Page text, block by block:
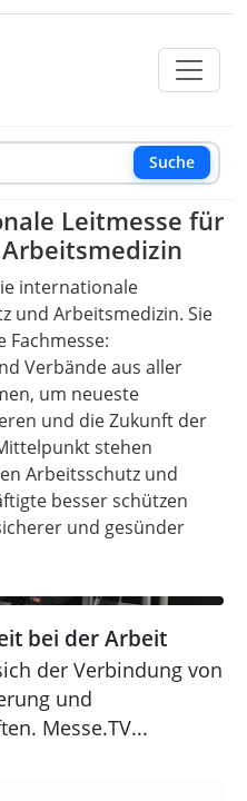
Suche
Leitmesse für
internationale
und Arbeitsmedizin. Sie
Fachmesse:
Verbände aus aller
um neueste
und die Zukunft der
stehen
Arbeitsschutz und
besser schützen
und gesünder
der Arbeit
bei der Arbeit
der Verbindung von
und
Messe.TV...